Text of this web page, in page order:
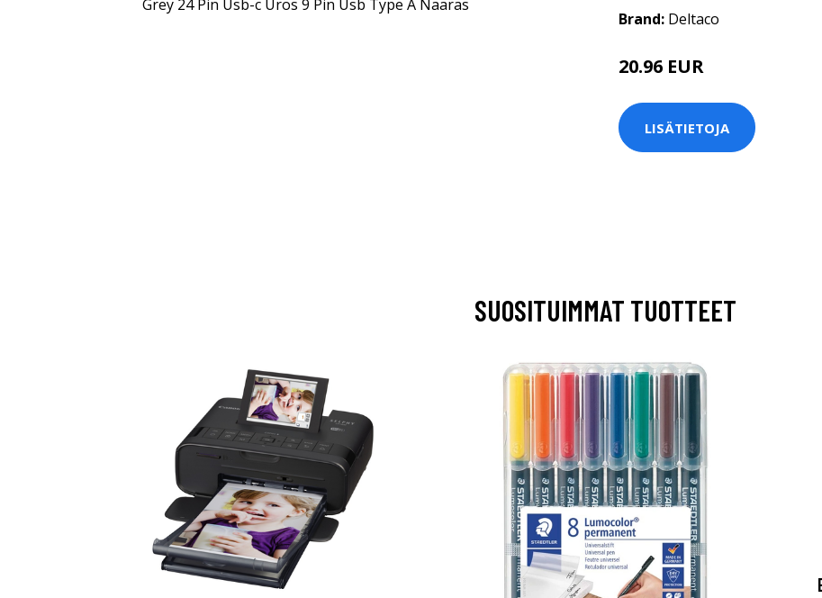
Brand: Deltaco
20.96 EUR
LISÄTIETOJA
SUOSITUIMMAT TUOTTEET